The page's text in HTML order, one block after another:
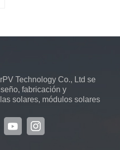
Technology Co., Ltd se
fabricación y
solares, módulos solares
La empresa, ubicada en
Jiangsu, Nanjing, con una
con sistemas